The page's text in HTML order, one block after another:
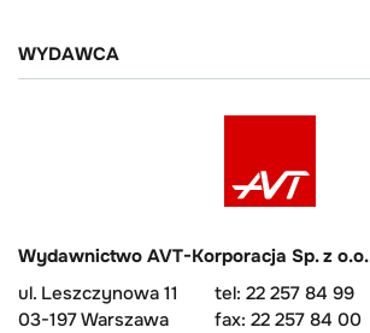
WYDAWCA
Wydawnictwo AVT-Korporacja Sp. z o.o.
ul. Leszczynowa 11
03-197 Warszawa
tel: 22 257 84 99
fax: 22 257 84 00